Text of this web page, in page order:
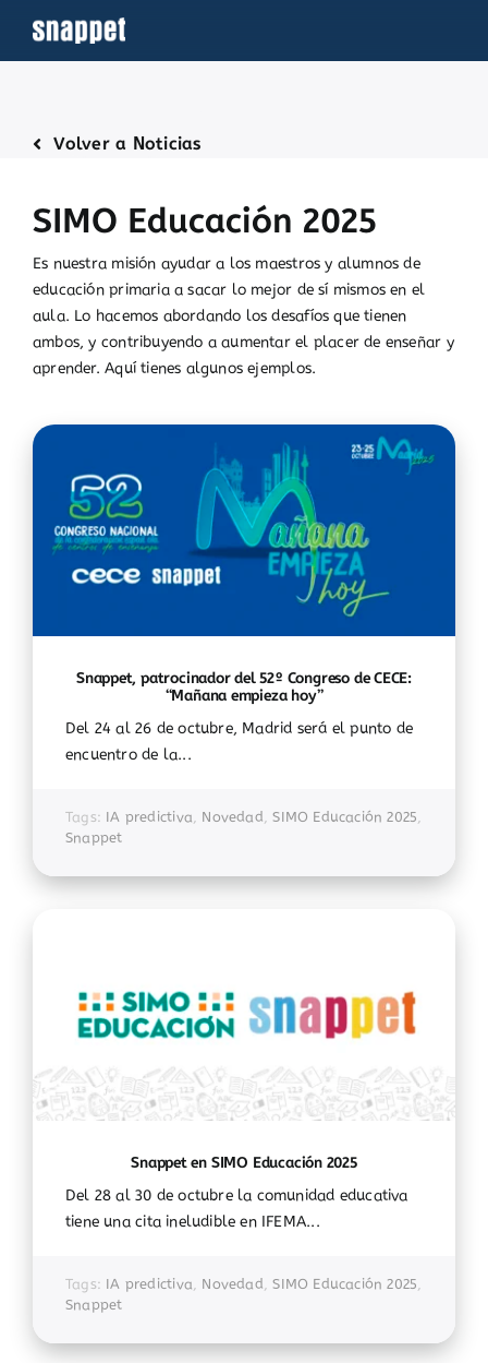
contenido
Volver a Noticias
SIMO Educación 2025
Es nuestra misión ayudar a los maestros y alumnos de
educación primaria a sacar lo mejor de sí mismos en el
aula. Lo hacemos abordando los desafíos que tienen
ambos, y contribuyendo a aumentar el placer de enseñar y
aprender. Aquí tienes algunos ejemplos.
Snappet, patrocinador del 52º Congreso de CECE:
“Mañana empieza hoy”
Del 24 al 26 de octubre, Madrid será el punto de
encuentro de la...
Tags: IA predictiva, Novedad,SIMO Educación 2025,
Snappet
Snappet en SIMO Educación 2025
Del 28 al 30 de octubre la comunidad educativa
tiene una cita ineludible en IFEMA...
Tags: IA predictiva, Novedad,SIMO Educación 2025,
Snappet